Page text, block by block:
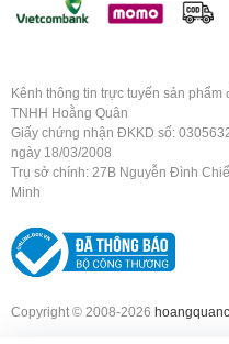
Kênh thông tin trực tuyến sản
TNHH Hoằng Quân
Giấy chứng nhận ĐKKD số:
ngày 18/03/2008
Trụ sở chính: 27B Nguyễn Đình
Minh
Copyright © 2008-2026